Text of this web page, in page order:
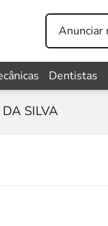
Anunciar
Dentistas
SILVA